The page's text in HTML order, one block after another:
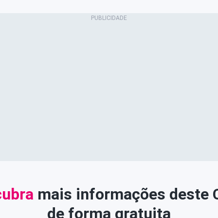
mais informações deste
de forma gratuita